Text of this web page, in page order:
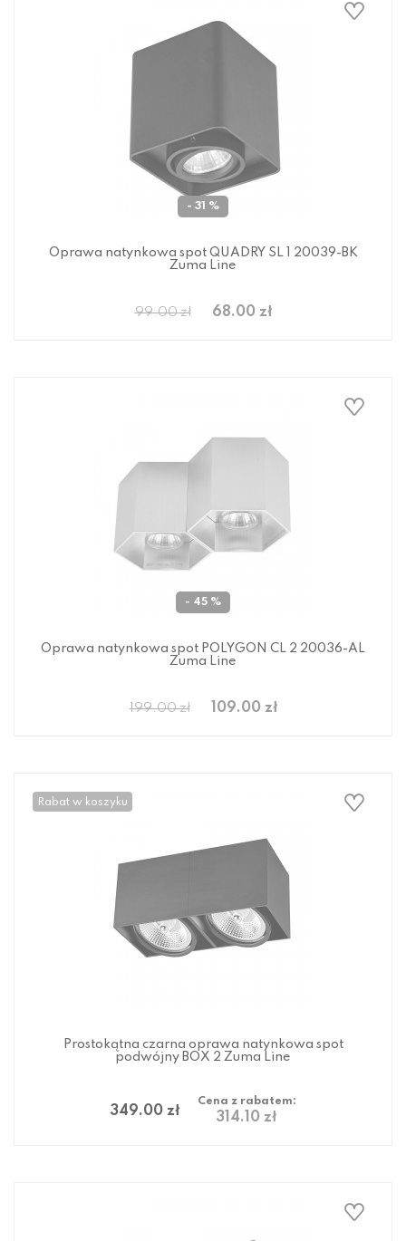
- 31 %
Oprawa natynkowa spot QUADRY SL 1 20039-BK
Zuma Line
99.00 zł 68.00 zł
- 45 %
Oprawa natynkowa spot POLYGON CL 2 20036-AL
Zuma Line
199.00 zł 109.00 zł
Rabat w koszyku
Prostokątna czarna oprawa natynkowa spot
podwójny BOX 2 Zuma Line
349.00 zł
Cena z rabatem:
314.10 zł